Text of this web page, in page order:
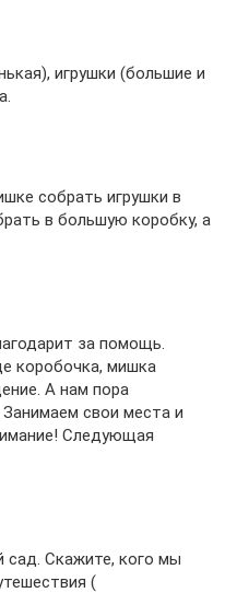
игрушки (большие и
собрать игрушки в
в большую коробку, а
за помощь.
коробочка, мишка
А нам пора
свои места и
Следующая
сад. Скажите, кого мы
(